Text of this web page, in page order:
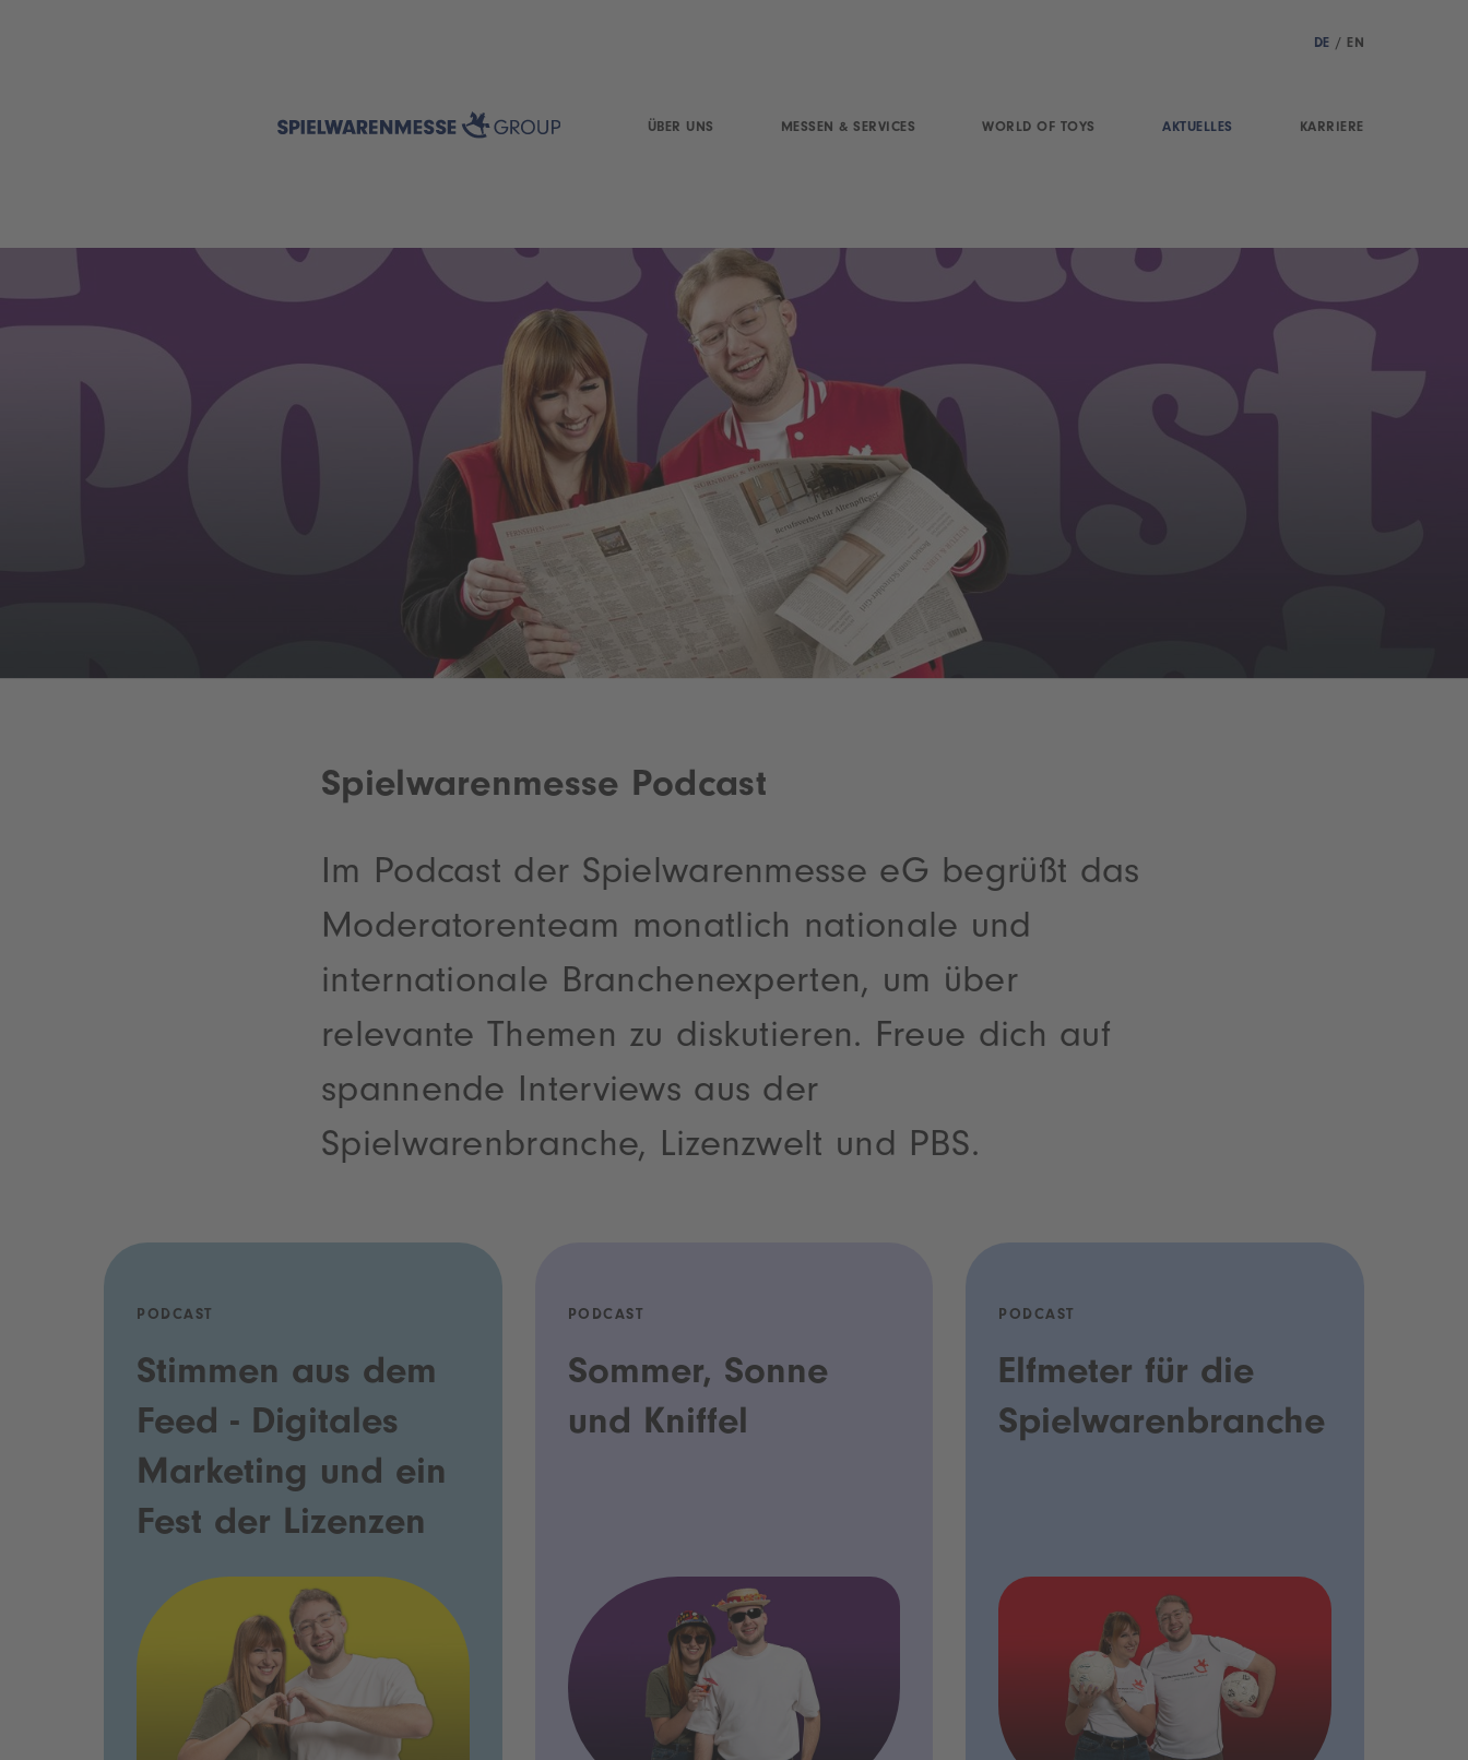
DE / EN
ÜBER UNS MESSEN & SERVICES WORLD OF TOYS AKTUELLES KARRIERE
Spielwarenmesse Podcast
Im Podcast der Spielwarenmesse eG begrüßt das
Moderatorenteam monatlich nationale und
internationale Branchenexperten, um über
relevante Themen zu diskutieren. Freue dich auf
spannende Interviews aus der
Spielwarenbranche, Lizenzwelt und PBS.
PODCAST
Stimmen aus dem
Feed - Digitales
Marketing und ein
Fest der Lizenzen
PODCAST
Sommer, Sonne
und Kniffel
PODCAST
Elfmeter für die
Spielwarenbranche